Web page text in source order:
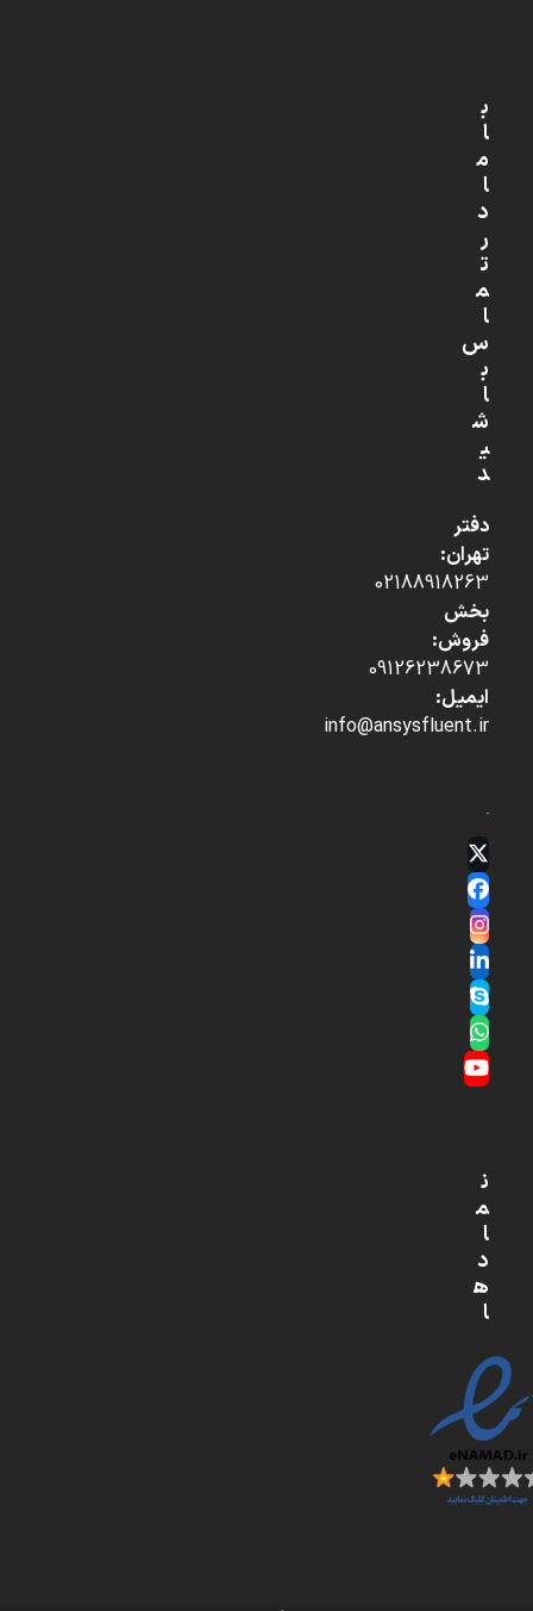
ب
ا
م
ا
د
ر
ت
م
ا
س
ب
ا
ش
ی
د
دفتر
تهران:
02188918263
بخش
فروش:
09126238673
ایمیل:
info@ansysfluent.ir
Twitter
(deprecated)
Facebook
Instagram
LinkedIn
Skype
Whatsapp
YouTube
ن
م
ا
د
ه
ا